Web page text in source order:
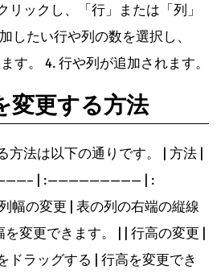
リックし、「行」または「列」
したい行や列の数を選択し、
す。 4. 行や列が追加されます。
変更する方法
方法は以下の通りです。 | 方法 |
| :————————— | :
の変更 | 表の列の右端の縦線
を変更できます。 | | 行高の変更 |
ドラッグする | 行高を変更でき